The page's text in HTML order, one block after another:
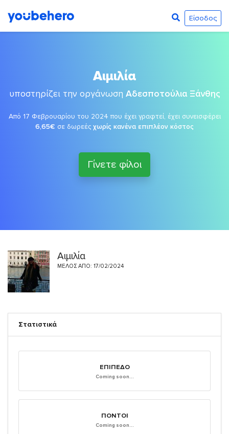
Είσοδος
Αιμιλία
υποστηρίζει την οργάνωση Αδεσποτούλια Ξάνθης
Από 17 Φεβρουαρίου του 2024 που έχει γραφτεί, έχει συνεισφέρει
6,65€ σε δωρεές χωρίς κανένα επιπλέον κόστος
Γίνετε φίλοι
Αιμιλία
ΜΈΛΟΣ ΑΠΌ: 17/02/2024
Στατιστικά
ΕΠΊΠΕΔΟ
Coming soon...
ΠΌΝΤΟΙ
Coming soon...